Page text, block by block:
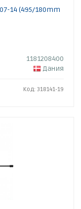
14 (495/180mm
1181208400
Дания
Код: 318141-19